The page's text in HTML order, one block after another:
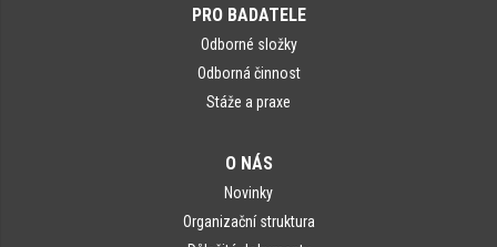
PRO BADATELE
Odborné složky
Odborná činnost
Stáže a praxe
O NÁS
Novinky
Organizační struktura